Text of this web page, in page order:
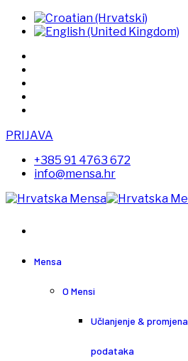
PRIJAVA
+385 91 4763 672
info@mensa.hr
Mensa
O Mensi
Učlanjenje & promjena
podataka